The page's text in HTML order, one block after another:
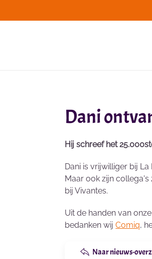
Dani
Hij schreef het
Dani is vrijwilliger bij
Maar ook zijn
bij Vivantes.
Uit de handen van
bedanken wijComiq,
Naar nieuws-